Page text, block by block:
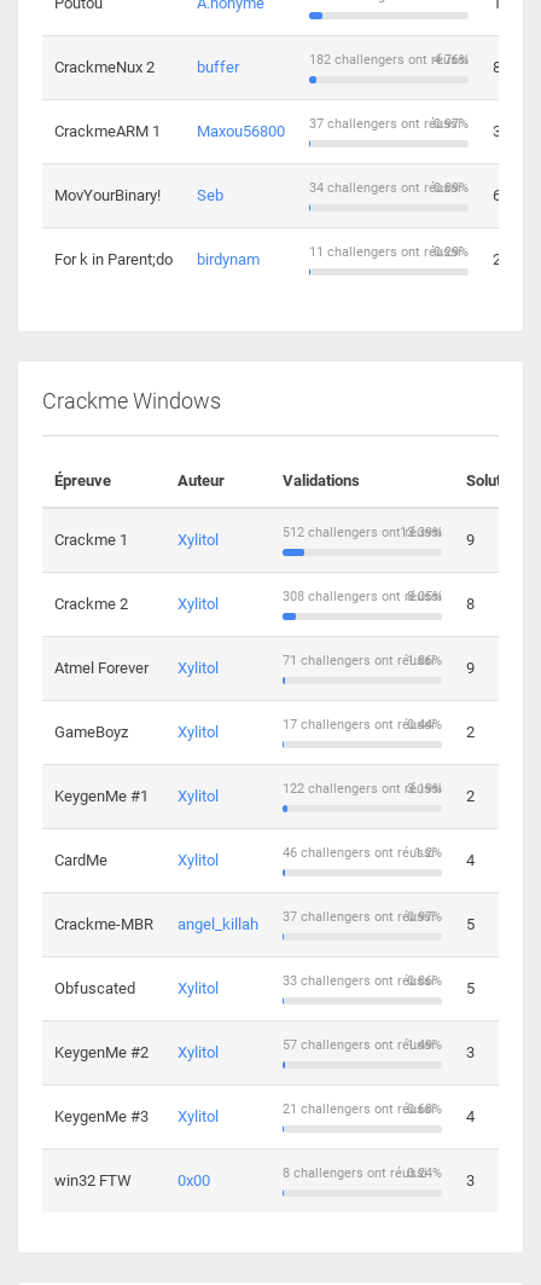
CrackmeNux 2 buffer 4.76%
182 challengers ont réussi 8
CrackmeARM 1 Maxou56800 0.97%
37 challengers ont réussi 3
MovYourBinary! Seb 0.89%
34 challengers ont réussi 6
For k in Parent;do birdynam 0.29%
11 challengers ont réussi 2
Crackme Windows
Épreuve Auteur Validations Solutions
Crackme 1 Xylitol 13.39%
512 challengers ont réussi 9
Crackme 2 Xylitol 8.05%
308 challengers ont réussi 8
Atmel Forever Xylitol 1.86%
71 challengers ont réussi 9
GameBoyz Xylitol 0.44%
17 challengers ont réussi 2
KeygenMe #1 Xylitol 3.19%
122 challengers ont réussi 2
CardMe Xylitol 1.2%
46 challengers ont réussi 4
Crackme-MBR angel_killah 0.97%
37 challengers ont réussi 5
Obfuscated Xylitol 0.86%
33 challengers ont réussi 5
KeygenMe #2 Xylitol 1.49%
57 challengers ont réussi 3
KeygenMe #3 Xylitol 0.68%
21 challengers ont réussi 4
win32 FTW 0x00 0.24%
8 challengers ont réussi 3